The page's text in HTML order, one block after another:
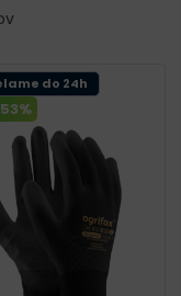
do 24h